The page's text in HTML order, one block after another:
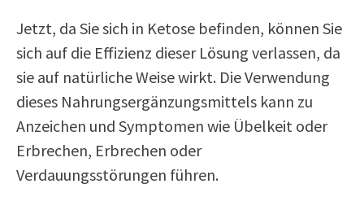
Jetzt, da Sie sich in Ketose befinden, können Sie
sich auf die Effizienz dieser Lösung verlassen, da
sie auf natürliche Weise wirkt. Die Verwendung
dieses Nahrungsergänzungsmittels kann zu
Anzeichen und Symptomen wie Übelkeit oder
Erbrechen, Erbrechen oder
Verdauungsstörungen führen.